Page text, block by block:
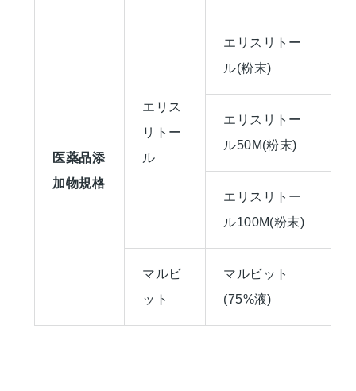
医薬品添
加物規格
エリス
リトー
ル
エリスリトー
ル(粉末)
エリスリトー
ル50M(粉末)
エリスリトー
ル100M(粉末)
マルビ
ット
マルビット
(75%液)